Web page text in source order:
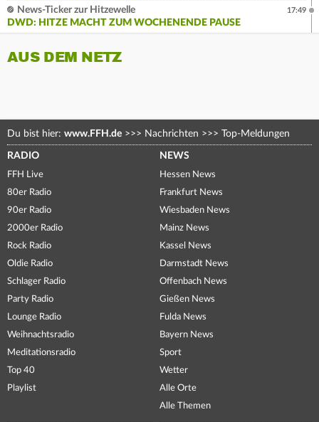
News-Ticker zur Hitzewelle
DWD: HITZE MACHT ZUM WOCHENENDE PAUSE
17:49
AUS DEM NETZ
Du bist hier: www.FFH.de >>> Nachrichten >>> Top-Meldungen
RADIO
FFH Live
80er Radio
90er Radio
2000er Radio
Rock Radio
Oldie Radio
Schlager Radio
Party Radio
Lounge Radio
Weihnachtsradio
Meditationsradio
Top 40
Playlist
NEWS
Hessen News
Frankfurt News
Wiesbaden News
Mainz News
Kassel News
Darmstadt News
Offenbach News
Gießen News
Fulda News
Bayern News
Sport
Wetter
Alle Orte
Alle Themen